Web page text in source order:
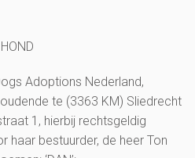
Adoptions Nederland,
te (3363 KM) Sliedrecht
1, hierbij rechtsgeldig
haar bestuurder, de heer Ton